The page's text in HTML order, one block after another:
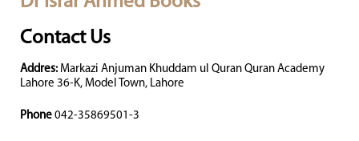
Contact Us
Addres: Markazi Anjuman Khuddam ul Quran Quran Academy
Lahore 36-K, Model Town, Lahore
Phone 042-35869501-3